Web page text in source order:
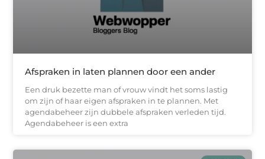
Afspraken in laten plannen door een ander
Een druk bezette man of vrouw vindt het soms lastig
om zijn of haar eigen afspraken in te plannen. Met
agendabeheer zijn dubbele afspraken verleden tijd.
Agendabeheer is een extra